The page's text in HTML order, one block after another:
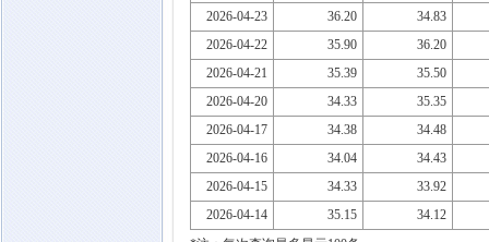
2026-04-23
36.20
34.83
2026-04-22
35.90
36.20
2026-04-21
35.39
35.50
2026-04-20
34.33
35.35
2026-04-17
34.38
34.48
2026-04-16
34.04
34.43
2026-04-15
34.33
33.92
2026-04-14
35.15
34.12